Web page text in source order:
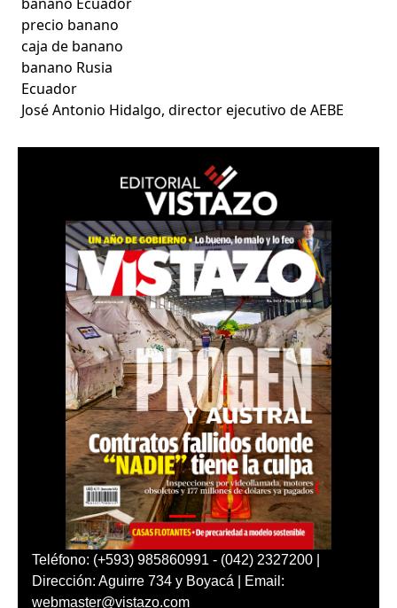
precio banano
caja de banano
banano Rusia
Ecuador
José Antonio Hidalgo, director ejecutivo de AEBE
Teléfono: (+593) 985860991 - (042) 2327200 |
Dirección: Aguirre 734 y Boyacá | Email:
webmaster@vistazo.com